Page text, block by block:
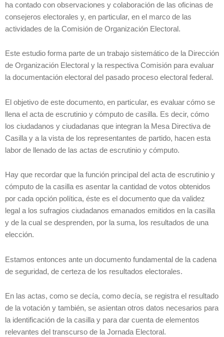
ha contado con observaciones y colaboración de las oficinas de
consejeros electorales y, en particular, en el marco de las
actividades de la Comisión de Organización Electoral.
Este estudio forma parte de un trabajo sistemático de la Dirección
de Organización Electoral y la respectiva Comisión para evaluar
la documentación electoral del pasado proceso electoral federal.
El objetivo de este documento, en particular, es evaluar cómo se
llena el acta de escrutinio y cómputo de casilla. Es decir, cómo
los ciudadanos y ciudadanas que integran la Mesa Directiva de
Casilla y a la vista de los representantes de partido, hacen esta
labor de llenado de las actas de escrutinio y cómputo.
Hay que recordar que la función principal del acta de escrutinio y
cómputo de la casilla es asentar la cantidad de votos obtenidos
por cada opción política, éste es el documento que da validez
legal a los sufragios ciudadanos emanados emitidos en la casilla
y de la cual se desprenden, por la suma, los resultados de una
elección.
Estamos entonces ante un documento fundamental de la cadena
de seguridad, de certeza de los resultados electorales.
En las actas, como se decía, como decía, se registra el resultado
de la votación y también, se asientan otros datos necesarios para
la identificación de la casilla y para dar cuenta de elementos
relevantes del transcurso de la Jornada Electoral.